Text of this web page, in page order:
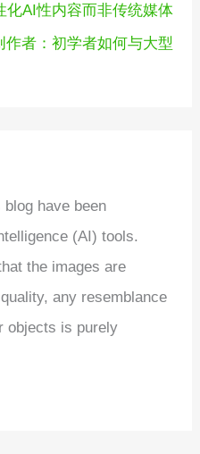
化AI性内容而非传统媒体
作者：初学者如何与大型
have been
(AI) tools.
the images are
any resemblance
objects is purely